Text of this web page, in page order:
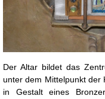
Der Altar bildet das
unter dem Mittelpunkt der
in Gestalt eines